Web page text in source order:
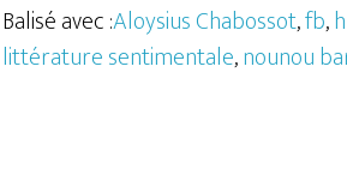
Balisé avec :Aloysius Chabossot,fb,
littérature sentimentale,nounou